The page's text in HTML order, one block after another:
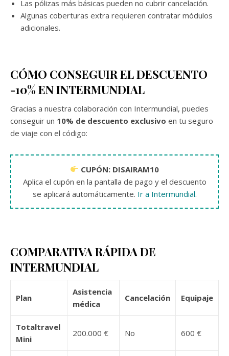
Las pólizas más básicas pueden no cubrir cancelación.
Algunas coberturas extra requieren contratar módulos
adicionales.
CÓMO CONSEGUIR EL DESCUENTO
-10% EN INTERMUNDIAL
Gracias a nuestra colaboración con Intermundial, puedes
conseguir un 10% de descuento exclusivo en tu seguro
de viaje con el código:
CUPÓN: DISAIRAM10
Aplica el cupón en la pantalla de pago y el descuento
se aplicará automáticamente. Ir a Intermundial.
COMPARATIVA RÁPIDA DE
INTERMUNDIAL
Plan
Asistencia
médica
Cancelación Equipaje
Totaltravel
Mini
200.000 € No 600 €